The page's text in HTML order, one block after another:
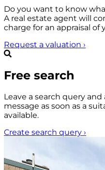
Do you want to know
A real estate agent will
charge for an appraisal of
Request a valuation ›
Free search
Leave a search query
message as soon as a
available.
Create search query ›